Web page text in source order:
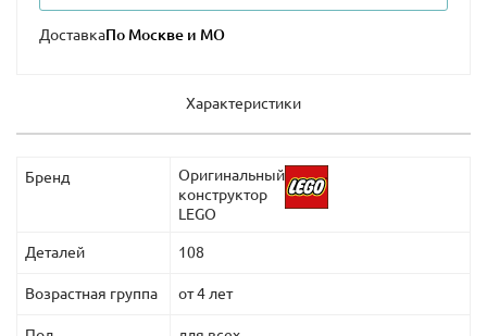
Доставка
Характеристики
Бренд
Оригинальный
конструктор
LEGO
Деталей 108
Возрастная группа от 4 лет